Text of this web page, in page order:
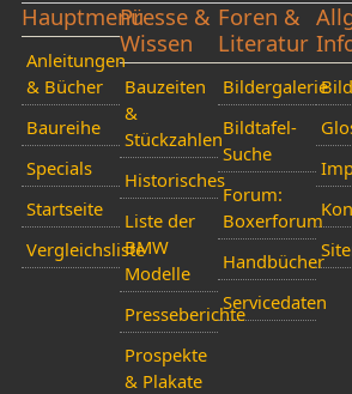
Hauptmenü
Anleitungen
& Bücher
Baureihe
Specials
Startseite
Vergleichsliste
Presse &
Wissen
Bauzeiten
&
Stückzahlen
Historisches
Liste der
BMW
Modelle
Presseberichte
Prospekte
& Plakate
Foren &
Literatur
Bildergalerie
Bildtafel-
Suche
Forum:
Boxerforum
Handbücher
Servicedaten